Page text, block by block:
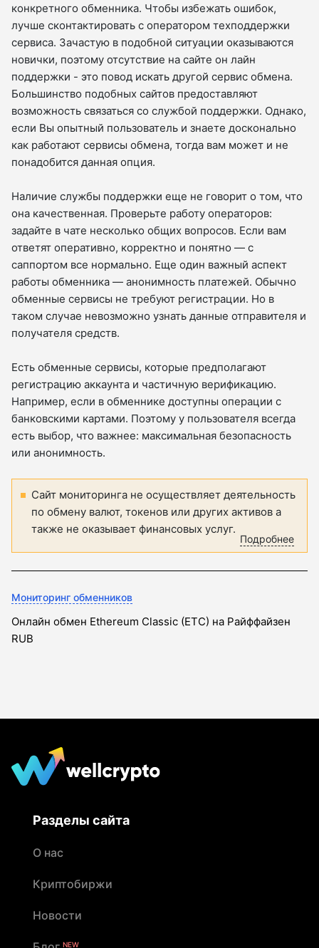
конкретного обменника. Чтобы избежать ошибок,
лучше сконтактировать с оператором техподдержки
сервиса. Зачастую в подобной ситуации оказываются
новички, поэтому отсутствие на сайте он лайн
поддержки - это повод искать другой сервис обмена.
Большинство подобных сайтов предоставляют
возможность связаться со службой поддержки. Однако,
если Вы опытный пользователь и знаете досконально
как работают сервисы обмена, тогда вам может и не
понадобится данная опция.
Наличие службы поддержки еще не говорит о том, что
она качественная. Проверьте работу операторов:
задайте в чате несколько общих вопросов. Если вам
ответят оперативно, корректно и понятно — с
саппортом все нормально. Еще один важный аспект
работы обменника — анонимность платежей. Обычно
обменные сервисы не требуют регистрации. Но в
таком случае невозможно узнать данные отправителя и
получателя средств.
Есть обменные сервисы, которые предполагают
регистрацию аккаунта и частичную верификацию.
Например, если в обменнике доступны операции с
банковскими картами. Поэтому у пользователя всегда
есть выбор, что важнее: максимальная безопасность
или анонимность.
Сайт мониторинга не осуществляет деятельность
по обмену валют, токенов или других активов а
также не оказывает финансовых услуг.
Подробнее
Мониторинг обменников
Онлайн обмен Ethereum Classic (ETC) на Райффайзен
RUB
Разделы сайта
О нас
Криптобиржи
Новости
NEW